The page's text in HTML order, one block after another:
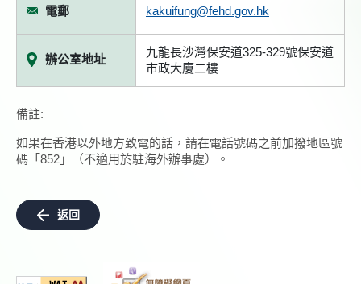
電郵 kakuifung@fehd.gov.hk
辦公室地址
九龍長沙灣保安道325-329號保安道
市政大廈二樓
備註:
如果在香港以外地方致電的話，請在電話號碼之前加撥地區號
碼「852」（不適用於駐海外辦事處）。
返回